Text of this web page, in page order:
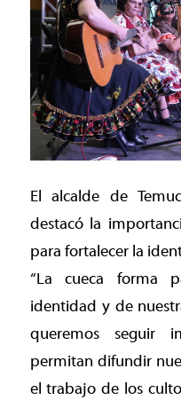
El alcalde de
destacó la
para fortalecer la
“La cueca forma
identidad y de
queremos seguir
permitan difundir
el trabajo de los